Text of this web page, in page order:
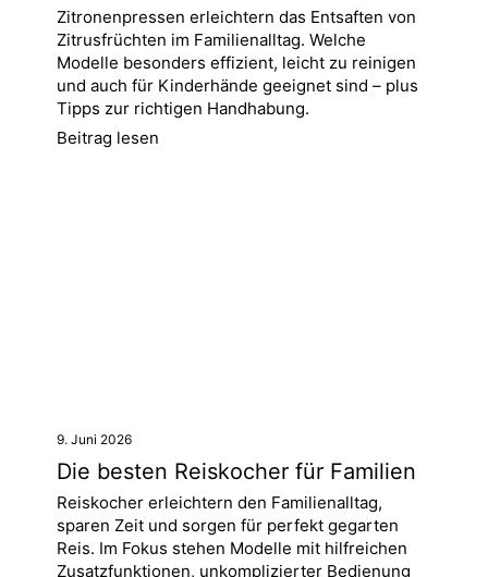
Zitronenpressen erleichtern das Entsaften von
Zitrusfrüchten im Familienalltag. Welche
Modelle besonders effizient, leicht zu reinigen
und auch für Kinderhände geeignet sind – plus
Tipps zur richtigen Handhabung.
Beitrag lesen
9. Juni 2026
Die besten Reiskocher für Familien
Reiskocher erleichtern den Familienalltag,
sparen Zeit und sorgen für perfekt gegarten
Reis. Im Fokus stehen Modelle mit hilfreichen
Zusatzfunktionen, unkomplizierter Bedienung